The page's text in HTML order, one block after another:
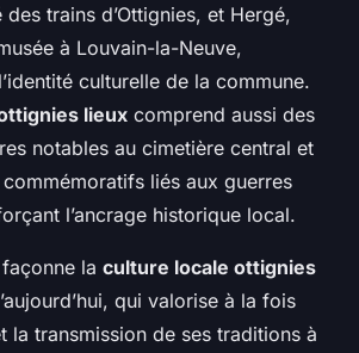
trains d’Ottignies, et Hergé,
à Louvain-la-Neuve,
culturelle de la commune.
lieux comprend aussi des
notables au cimetière central et
liés aux guerres
l’ancrage historique local.
la culture locale ottignies
qui valorise à la fois
la transmission de ses traditions à